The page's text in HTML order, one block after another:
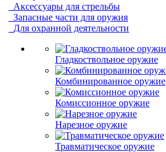
Аксессуары для стрельбы
Запасные части для оружия
Для охранной деятельности
Гладкоствольное оружие
Комбинированное оружие
Комиссионное оружие
Нарезное оружие
Травматическое оружие